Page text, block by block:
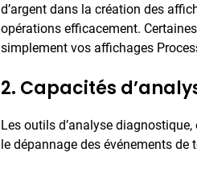
d’argent dans la création des
opérations efficacement.
simplement vos affichages
2. Capacités
Les outils d’analyse
le dépannage des événements de